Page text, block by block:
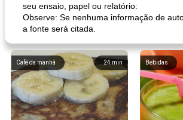
seu ensaio, papel ou relatório:
Observe: Se nenhuma informação de
a fonte será citada.
24 min
Café da manhã Bebidas